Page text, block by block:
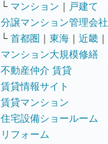
└ マンション ｜ 戸建て
分譲マンション管理会社
└ 首都圏 ｜ 東海 ｜ 近畿 ｜
マンション大規模修繕
不動産仲介 賃貸
賃貸情報サイト
賃貸マンション
住宅設備ショールーム
リフォーム